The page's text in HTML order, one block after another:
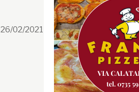
02/2021 n. 199/2021